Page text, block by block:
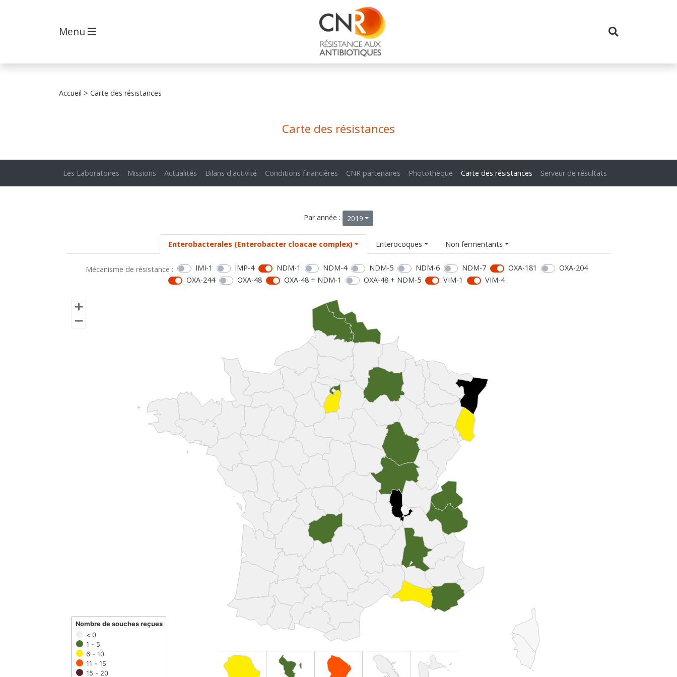
Menu
Accueil > Carte des résistances
Carte des résistances
Les Laboratoires Missions Actualités Bilans d'activité Conditions financières CNR partenaires Photothèque Carte des résistances Serveur de résultats
Par année : 2019
Enterobacterales (Enterobacter cloacae complex) Enterocoques Non fermentants
Mécanisme de résistance : IMI-1 IMP-4 NDM-1 NDM-4 NDM-5 NDM-6 NDM-7 OXA-181
OXA-204
OXA-244
OXA-48 OXA-48 + NDM-1 OXA-48 + NDM-5 VIM-1 VIM-4
< 0
1 - 5
6 - 10
11 - 15
15 - 20
Nombre de souches reçues